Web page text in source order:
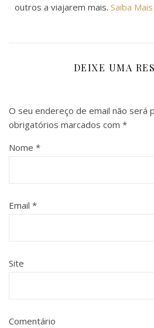
outros a viajarem mais. Saiba
DEIXE UMA
O seu endereço de email não será
obrigatórios marcados com *
Nome *
Email *
Site
Comentário